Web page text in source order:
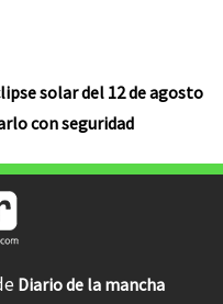
solar del 12 de agosto
con seguridad
Diario de la mancha